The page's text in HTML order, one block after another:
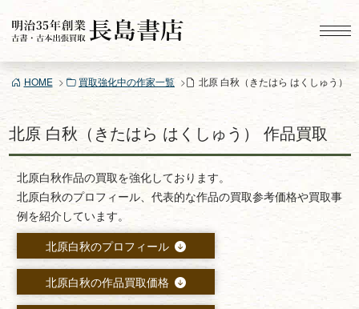
ン
ツ
ス
キ
HOME 買取強化中の作家一覧 北原 白秋（きたはら はくしゅう）
北原 白秋（きたはら はくしゅう） 作品買取
北原白秋作品の買取を強化しております。
北原白秋のプロフィール、代表的な作品の買取参考価格や買取事
例を紹介しています。
北原白秋のプロフィール
北原白秋の作品買取価格